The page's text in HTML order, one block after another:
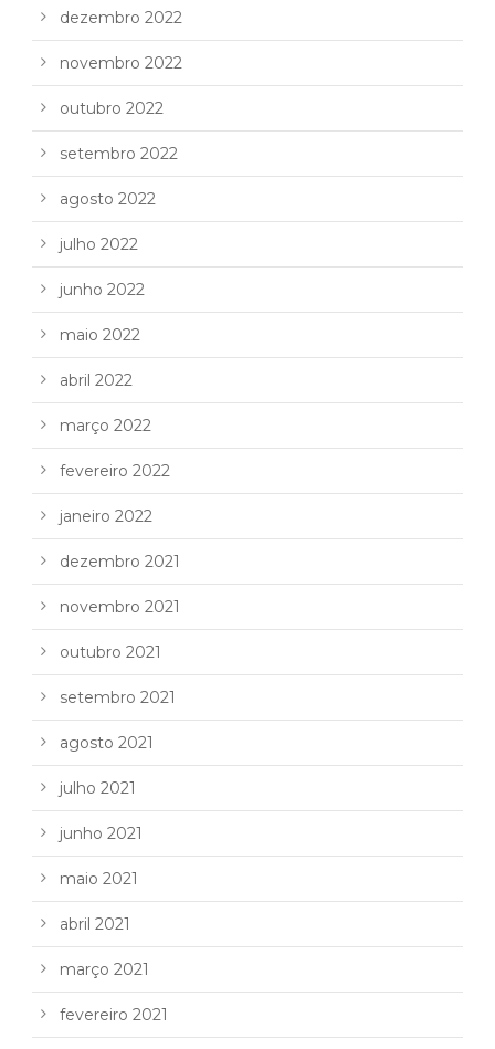
dezembro 2022
novembro 2022
outubro 2022
setembro 2022
agosto 2022
julho 2022
junho 2022
maio 2022
abril 2022
março 2022
fevereiro 2022
janeiro 2022
dezembro 2021
novembro 2021
outubro 2021
setembro 2021
agosto 2021
julho 2021
junho 2021
maio 2021
abril 2021
março 2021
fevereiro 2021